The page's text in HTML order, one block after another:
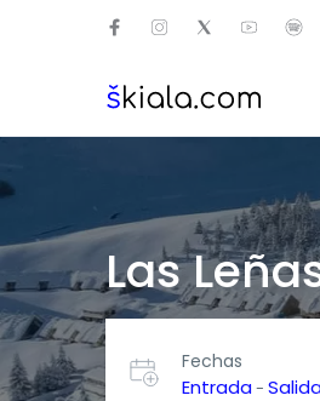
Las
Fechas
Entrada - Salida